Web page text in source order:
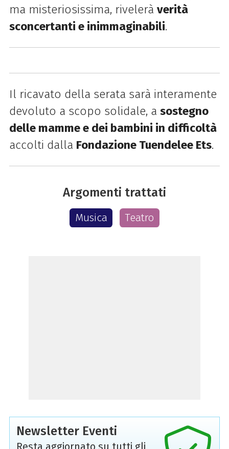
ma misteriosissima, rivelerà verità
sconcertanti e inimmaginabili.
Il ricavato della serata sarà interamente
devoluto a scopo solidale, a sostegno
delle mamme e dei bambini in difficoltà
accolti dalla Fondazione Tuendelee Ets.
Argomenti trattati
Musica Teatro
Newsletter Eventi